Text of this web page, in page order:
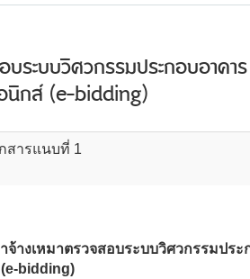
บระบบวิศวกรรมประกอบอาค
นิกส์ (e-bidding)
สารแนบที่ 1
างเหมาตรวจสอบระบบวิศวกรรมปร
bidding)